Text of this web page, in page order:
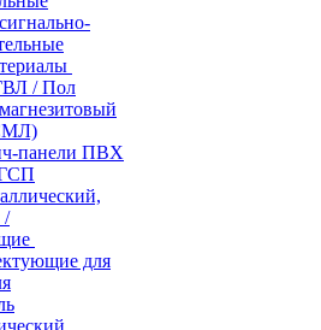
/ Пол
панели ПВХ
/
для